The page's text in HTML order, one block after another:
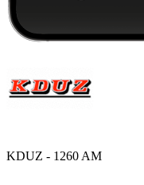
KDUZ - 1260 AM